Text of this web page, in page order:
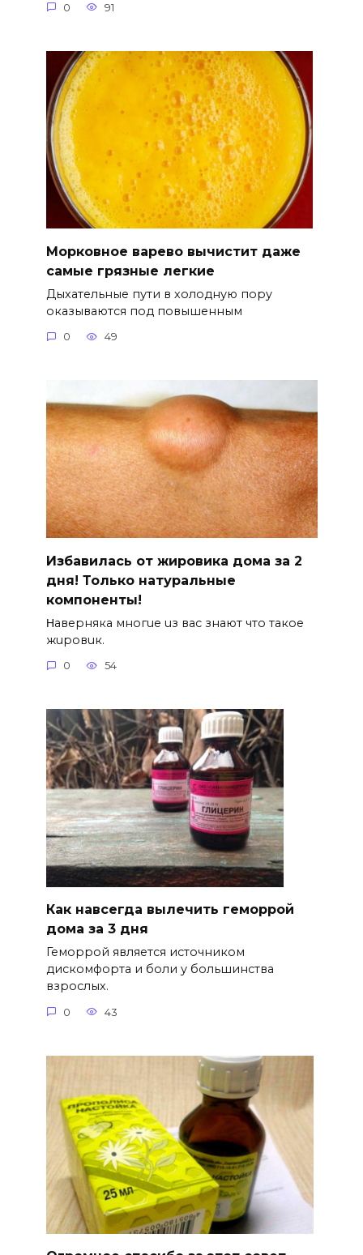
0 91
Морковное варево вычистит даже
самые грязные легкие
Дыхательные пути в холодную пору
оказываются под повышенным
0 49
Избавилась от жировика дома за 2
дня! Только натуральные
компоненты!
Ηавepняка многue uз вас знают что такоe
жuровuк.
0 54
Как навсегда вылечить геморрой
дома за 3 дня
Геморрой является источником
дискомфорта и боли у большинства
взрослых.
0 43